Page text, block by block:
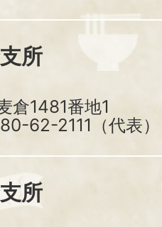
所
倉1481番地1
62-2111（代表）
所